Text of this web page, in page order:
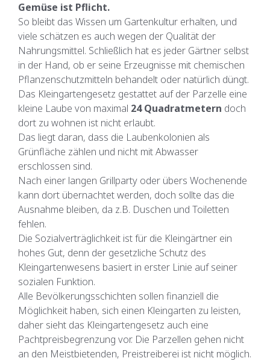
Gemüse ist Pflicht.
So bleibt das Wissen um Gartenkultur erhalten, und
viele schätzen es auch wegen der Qualität der
Nahrungsmittel. Schließlich hat es jeder Gärtner selbst
in der Hand, ob er seine Erzeugnisse mit chemischen
Pflanzenschutzmitteln behandelt oder natürlich düngt.
Das Kleingartengesetz gestattet auf der Parzelle eine
kleine Laube von maximal 24 Quadratmetern doch
dort zu wohnen ist nicht erlaubt.
Das liegt daran, dass die Laubenkolonien als
Grünfläche zählen und nicht mit Abwasser
erschlossen sind.
Nach einer langen Grillparty oder übers Wochenende
kann dort übernachtet werden, doch sollte das die
Ausnahme bleiben, da z.B. Duschen und Toiletten
fehlen.
Die Sozialverträglichkeit ist für die Kleingärtner ein
hohes Gut, denn der gesetzliche Schutz des
Kleingartenwesens basiert in erster Linie auf seiner
sozialen Funktion.
Alle Bevölkerungsschichten sollen finanziell die
Möglichkeit haben, sich einen Kleingarten zu leisten,
daher sieht das Kleingartengesetz auch eine
Pachtpreisbegrenzung vor. Die Parzellen gehen nicht
an den Meistbietenden, Preistreiberei ist nicht möglich.